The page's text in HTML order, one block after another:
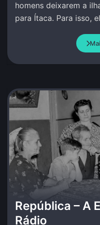
homens deixarem a
para Ítaca. Para isso,
República – A
Rádio